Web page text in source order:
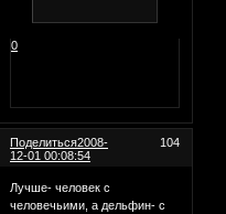
0
Поделиться 104
2008-
12-01 00:08:54
Лучше- человек с
человечьими, а дельфин- с